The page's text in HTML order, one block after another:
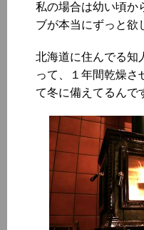
私の場合は幼い頃か
ブが本当にずっと欲
北海道に住んでる知
って、１年間乾燥さ
て冬に備えてるんで